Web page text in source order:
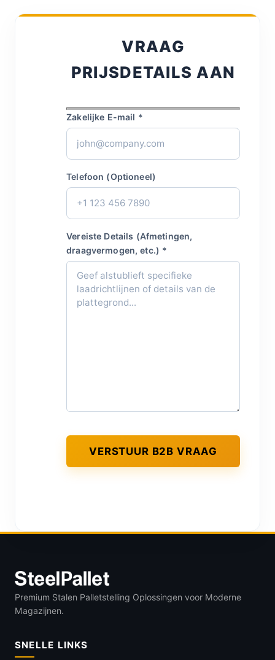
VRAAG
PRIJSDETAILS AAN
Zakelijke E-mail *
Telefoon (Optioneel)
Vereiste Details (Afmetingen,
draagvermogen, etc.) *
Premium Stalen Palletstelling Oplossingen voor Moderne
Magazijnen.
SNELLE LINKS